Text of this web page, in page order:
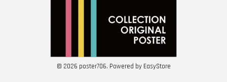
© 2026 poster706. Powered by EasyStore